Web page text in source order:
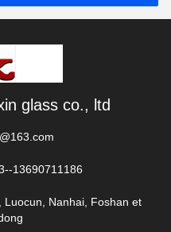
glass co., ltd
13690711186
Nanhai, Foshan et